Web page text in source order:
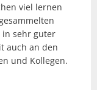
viel lernen
in sehr guter
auch an den
und Kollegen.